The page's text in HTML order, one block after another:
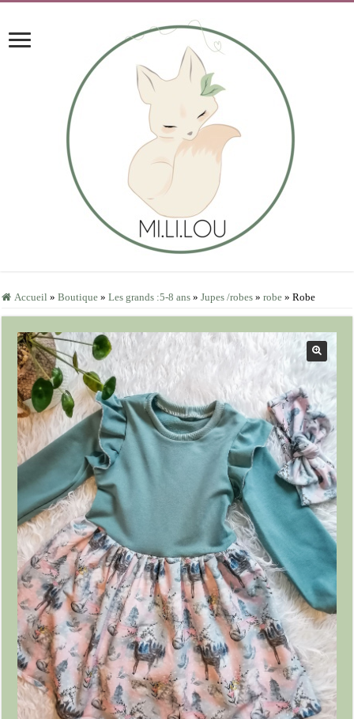
Accueil » Boutique » Les grands :5-8 ans » Jupes /robes » robe » Robe